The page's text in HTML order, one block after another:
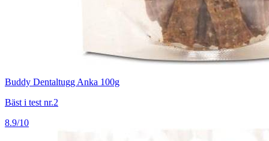
Buddy Dentaltugg Anka 100g
Bäst i test nr.2
8.9/10